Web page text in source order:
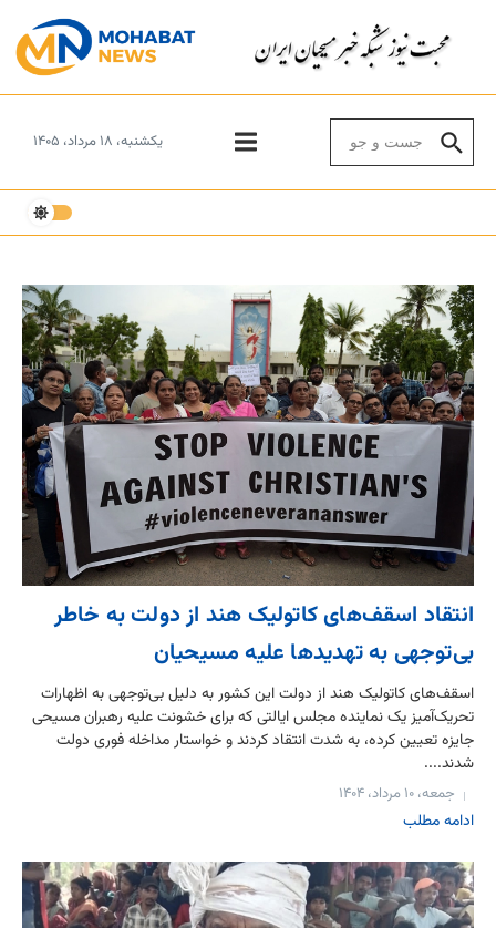
یکشنبه، ۱۸ مرداد، ۱۴۰۵
انتقاد اسقف‌های کاتولیک هند از دولت به خاطر
بی‌توجهی به تهدیدها علیه مسیحیان
اسقف‌های کاتولیک هند از دولت این کشور به دلیل بی‌توجهی به اظهارات
تحریک‌آمیز یک نماینده مجلس ایالتی که برای خشونت علیه رهبران مسیحی
جایزه تعیین کرده، به شدت انتقاد کردند و خواستار مداخله فوری دولت
شدند....
جمعه، ۱۰ مرداد، ۱۴۰۴
ادامه مطلب